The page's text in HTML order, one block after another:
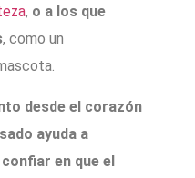
, o a los que
, como un
desde el corazón
ayuda a
en que el